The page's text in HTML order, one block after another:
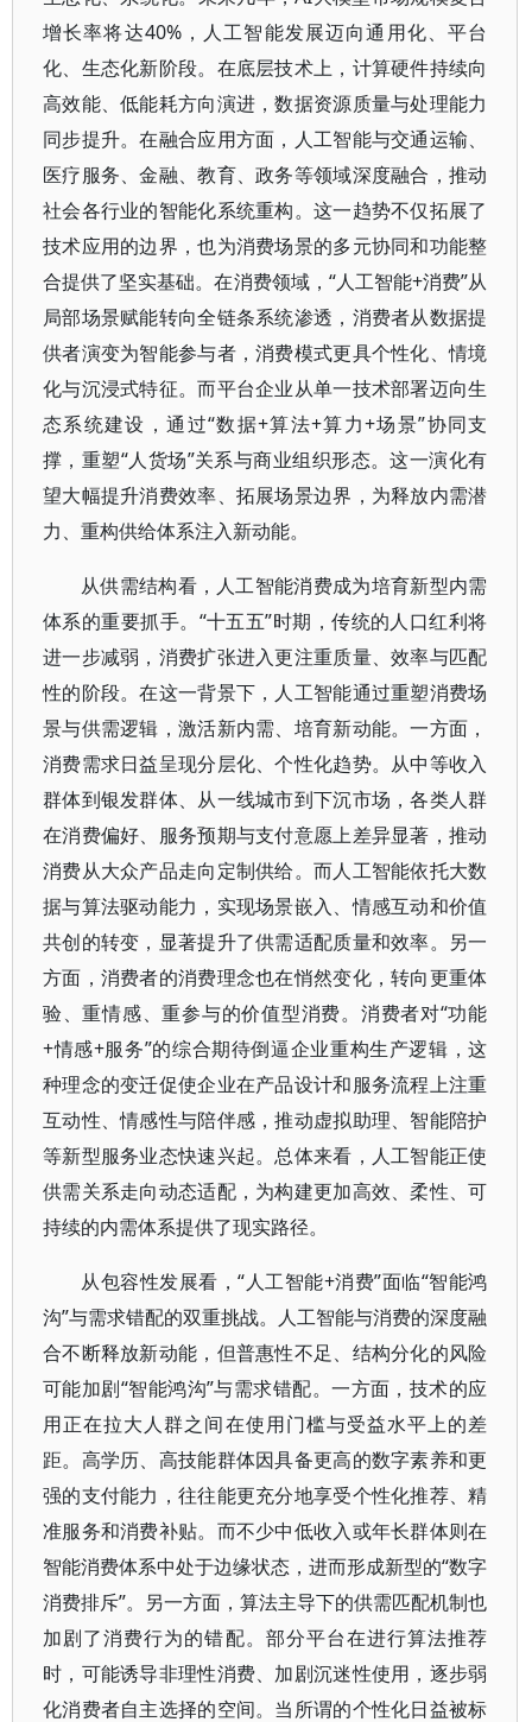
增长率将达40%，人工智能发展迈向通用化、平台
化、生态化新阶段。在底层技术上，计算硬件持续向
高效能、低能耗方向演进，数据资源质量与处理能力
同步提升。在融合应用方面，人工智能与交通运输、
医疗服务、金融、教育、政务等领域深度融合，推动
社会各行业的智能化系统重构。这一趋势不仅拓展了
技术应用的边界，也为消费场景的多元协同和功能整
合提供了坚实基础。在消费领域，“人工智能+消费”从
局部场景赋能转向全链条系统渗透，消费者从数据提
供者演变为智能参与者，消费模式更具个性化、情境
化与沉浸式特征。而平台企业从单一技术部署迈向生
态系统建设，通过“数据+算法+算力+场景”协同支
撑，重塑“人货场”关系与商业组织形态。这一演化有
望大幅提升消费效率、拓展场景边界，为释放内需潜
力、重构供给体系注入新动能。
从供需结构看，人工智能消费成为培育新型内需
体系的重要抓手。“十五五”时期，传统的人口红利将
进一步减弱，消费扩张进入更注重质量、效率与匹配
性的阶段。在这一背景下，人工智能通过重塑消费场
景与供需逻辑，激活新内需、培育新动能。一方面，
消费需求日益呈现分层化、个性化趋势。从中等收入
群体到银发群体、从一线城市到下沉市场，各类人群
在消费偏好、服务预期与支付意愿上差异显著，推动
消费从大众产品走向定制供给。而人工智能依托大数
据与算法驱动能力，实现场景嵌入、情感互动和价值
共创的转变，显著提升了供需适配质量和效率。另一
方面，消费者的消费理念也在悄然变化，转向更重体
验、重情感、重参与的价值型消费。消费者对“功能
+情感+服务”的综合期待倒逼企业重构生产逻辑，这
种理念的变迁促使企业在产品设计和服务流程上注重
互动性、情感性与陪伴感，推动虚拟助理、智能陪护
等新型服务业态快速兴起。总体来看，人工智能正使
供需关系走向动态适配，为构建更加高效、柔性、可
持续的内需体系提供了现实路径。
从包容性发展看，“人工智能+消费”面临“智能鸿
沟”与需求错配的双重挑战。人工智能与消费的深度融
合不断释放新动能，但普惠性不足、结构分化的风险
可能加剧“智能鸿沟”与需求错配。一方面，技术的应
用正在拉大人群之间在使用门槛与受益水平上的差
距。高学历、高技能群体因具备更高的数字素养和更
强的支付能力，往往能更充分地享受个性化推荐、精
准服务和消费补贴。而不少中低收入或年长群体则在
智能消费体系中处于边缘状态，进而形成新型的“数字
消费排斥”。另一方面，算法主导下的供需匹配机制也
加剧了消费行为的错配。部分平台在进行算法推荐
时，可能诱导非理性消费、加剧沉迷性使用，逐步弱
化消费者自主选择的空间。当所谓的个性化日益被标